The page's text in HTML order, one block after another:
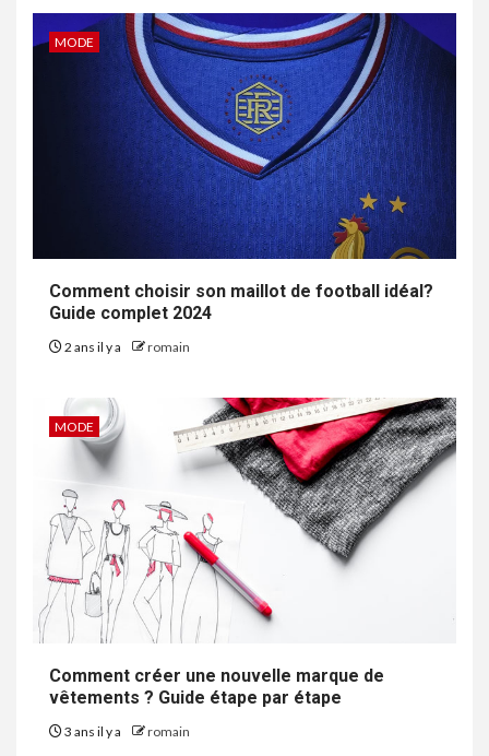
MODE
Comment choisir son maillot de football idéal?
Guide complet 2024
2 ans il y a romain
MODE
Comment créer une nouvelle marque de
vêtements ? Guide étape par étape
3 ans il y a romain